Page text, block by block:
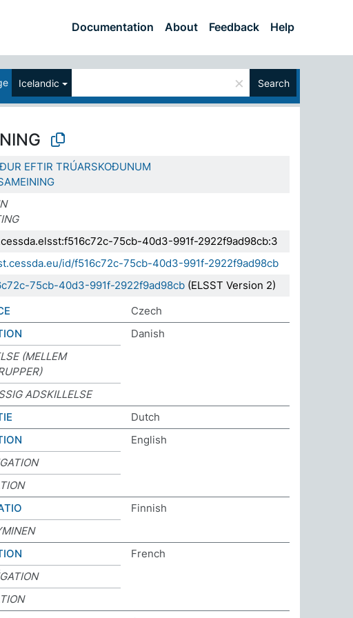
Documentation About Feedback Help
Icelandic × Search
EFTIR TRÚARSKOÐUNUM
75cb-40d3-991f-2922f9ad98cb:3
id/f516c72c-75cb-40d3-991f-2922f9ad98cb
75cb-40d3-991f-2922f9ad98cb (ELSST Version 2)
Czech
Danish
(MELLEM
ADSKILLELSE
Dutch
English
Finnish
French